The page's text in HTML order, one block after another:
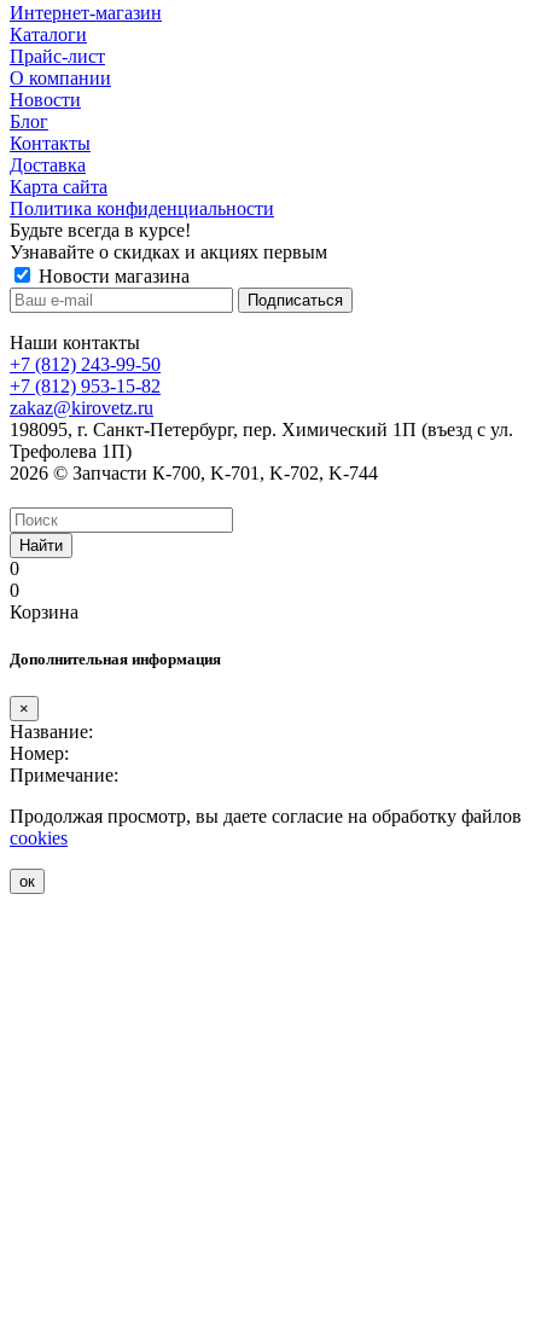
Интернет-магазин
Каталоги
Прайс-лист
О компании
Новости
Блог
Контакты
Доставка
Карта сайта
Политика конфиденциальности
Будьте всегда в курсе!
Узнавайте о скидках и акциях первым
Новости магазина
Наши контакты
+7 (812) 243-99-50
+7 (812) 953-15-82
zakaz@kirovetz.ru
198095, г. Санкт-Петербург, пер. Химический 1П (въезд с ул.
Трефолева 1П)
2026 © Запчасти К-700, K-701, K-702, K-744
Найти
0
0
Корзина
Дополнительная информация
×
Название:
Номер:
Примечание:
Продолжая просмотр, вы даете согласие на обработку файлов
cookies
ок